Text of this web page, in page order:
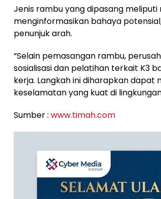
Jenis rambu yang dipasang
menginformasikan bahaya
penunjuk arah.
“Selain pemasangan rambu,
sosialisasi dan pelatihan terkait K3
kerja. Langkah ini diharapkan dapat
keselamatan yang kuat di
Sumber : www.timah.com